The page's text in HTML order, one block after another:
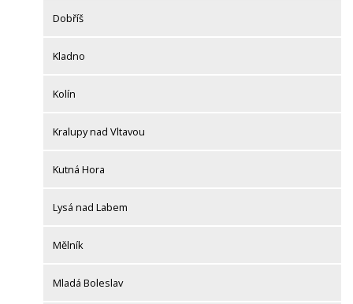
Dobříš
Kladno
Kolín
Kralupy nad Vltavou
Kutná Hora
Lysá nad Labem
Mělník
Mladá Boleslav